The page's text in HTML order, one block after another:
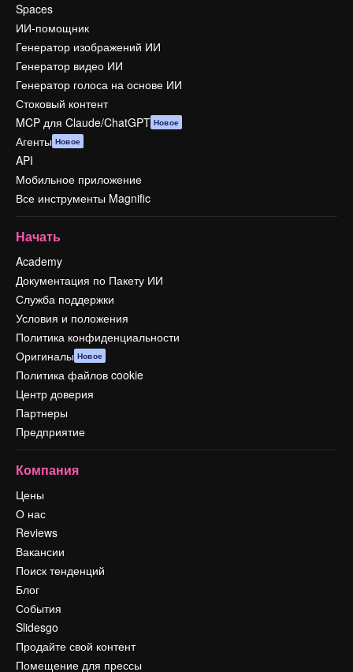
Spaces
ИИ-помощник
Генератор изображений ИИ
Генератор видео ИИ
Генератор голоса на основе ИИ
Стоковый контент
MCP для Claude/ChatGPT Новое
Агенты Новое
API
Мобильное приложение
Все инструменты Magnific
Начать
Academy
Документация по Пакету ИИ
Служба поддержки
Условия и положения
Политика конфиденциальности
Оригиналы Новое
Политика файлов cookie
Центр доверия
Партнеры
Предприятие
Компания
Цены
О нас
Reviews
Вакансии
Поиск тенденций
Блог
События
Slidesgo
Продайте свой контент
Помещение для прессы